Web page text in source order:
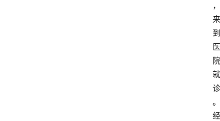
，
来
到
医
院
就
诊
。
经